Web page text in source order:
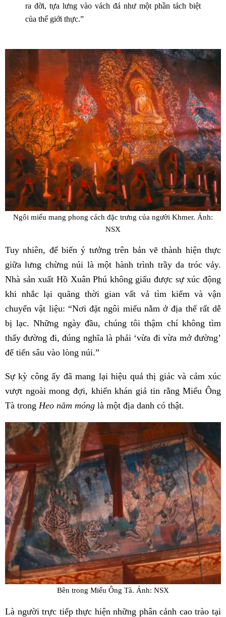
ra đời, tựa lưng vào vách đá như một phần tách biệt
của thế giới thực.”
Ngôi miếu mang phong cách đặc trưng của người Khmer. Ảnh:
NSX
Tuy nhiên, để biến ý tưởng trên bản vẽ thành hiện thực
giữa lưng chừng núi là một hành trình trầy da tróc vảy.
Nhà sản xuất Hồ Xuân Phú không giấu được sự xúc động
khi nhắc lại quãng thời gian vất vả tìm kiếm và vận
chuyển vật liệu: “Nơi đặt ngôi miếu nằm ở địa thế rất dễ
bị lạc. Những ngày đầu, chúng tôi thậm chí không tìm
thấy đường đi, đúng nghĩa là phải ‘vừa đi vừa mở đường’
để tiến sâu vào lòng núi.”
Sự kỳ công ấy đã mang lại hiệu quả thị giác và cảm xúc
vượt ngoài mong đợi, khiến khán giả tin rằng Miếu Ông
Tà trong Heo năm móng là một địa danh có thật.
Bên trong Miếu Ông Tà. Ảnh: NSX
Là người trực tiếp thực hiện những phân cảnh cao trào tại